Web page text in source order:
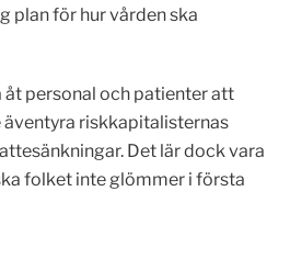
plan för hur vården ska
personal och patienter att
äventyra riskkapitalisternas
Det lär dock vara
folket inte glömmer i första